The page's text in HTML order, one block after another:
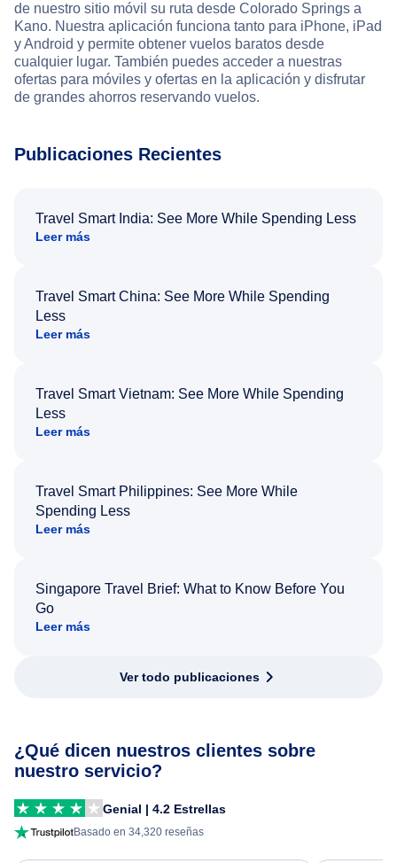
de nuestro sitio móvil su ruta desde Colorado Springs a
Kano. Nuestra aplicación funciona tanto para iPhone, iPad
y Android y permite obtener vuelos baratos desde
cualquier lugar. También puedes acceder a nuestras
ofertas para móviles y ofertas en la aplicación y disfrutar
de grandes ahorros reservando vuelos.
Publicaciones Recientes
Travel Smart India: See More While Spending Less
Leer más
Travel Smart China: See More While Spending
Less
Leer más
Travel Smart Vietnam: See More While Spending
Less
Leer más
Travel Smart Philippines: See More While
Spending Less
Leer más
Singapore Travel Brief: What to Know Before You
Go
Leer más
Ver todo publicaciones
¿Qué dicen nuestros clientes sobre
nuestro servicio?
Genial | 4.2 Estrellas
Basado en 34,320 reseñas